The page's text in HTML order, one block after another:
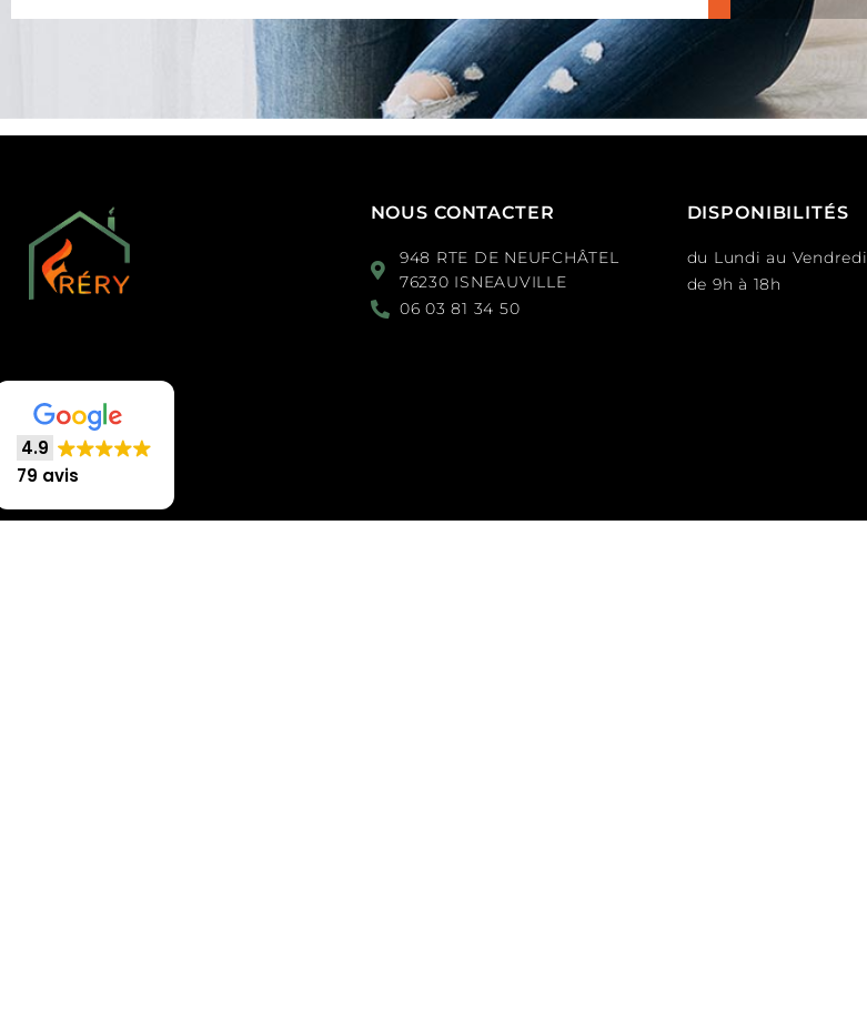
4.9
79 avis
NOUS CONTACTER
948 RTE DE NEUFCHÂTEL
76230 ISNEAUVILLE
06 03 81 34 50
DISPONIBILITÉS
du Lundi au Vendredi
de 9h à 18h